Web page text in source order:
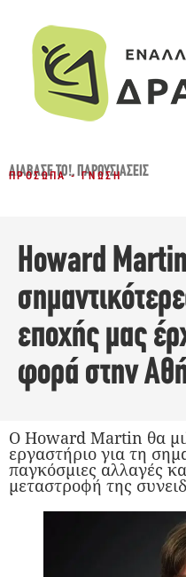
ΔΙΆΒΑΣΈ ΤΟ!,ΠΑΡΟΥΣΙΆΣΕΙΣ
ΠΡΌΣΩΠΑ - ΓΝΏΣΗ
Howard
εποχής μας
φορά στην
Ο Howard Martin θα
εργαστήριο για τη
παγκόσμιες αλλαγές
μεταστροφή της